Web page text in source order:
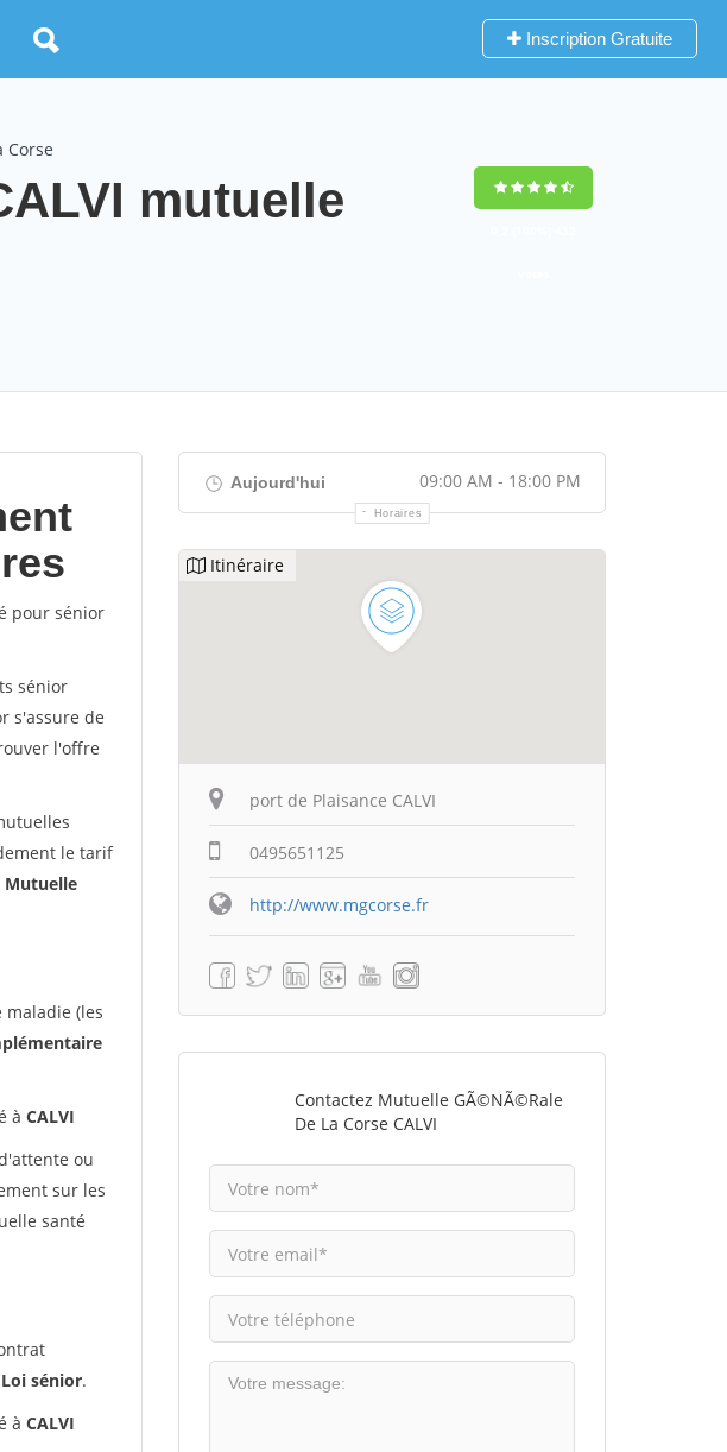
Inscription Gratuite
mutuelle
pour sénior
sénior
s'assure de
l'offre
le tarif
Mutuelle
maladie (les
à CALVI
ou
sur les
santé
Loi sénior.
à CALVI
Aujourd'hui 09:00 AM - 18:00 PM
Horaires
Itinéraire
port de Plaisance CALVI
0495651125
http://www.mgcorse.fr
Contactez Mutuelle GÃ©nÃ©rale
De La Corse CALVI